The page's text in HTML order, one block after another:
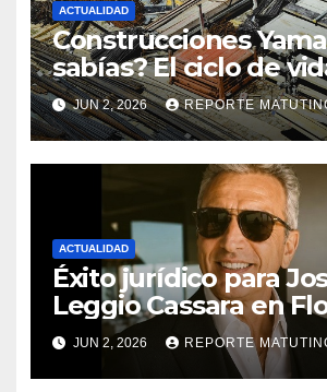
ACTUALIDAD
Construcciones
sabías? El ciclo de
materiales de
revoluciona
proyectos modernos
JUN 2, 2026 REPORTE
ACTUALIDAD
Éxito jurídico para
Leggio Cassara en
JUN 2, 2026 REPORTE